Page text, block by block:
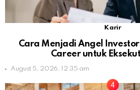
Karir
Cara Menjadi Angel
Career untuk
August 5, 2026, 12:35 am